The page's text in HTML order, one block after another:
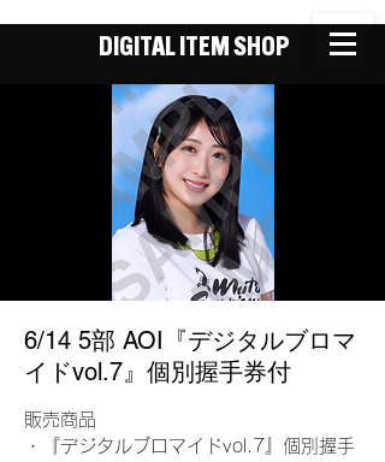
DIGITAL ITEM SHOP
6/14 5部 AOI『デジタルブロマ
イドvol.7』個別握手券付
販売商品
・『デジタルブロマイドvol.7』個別握手